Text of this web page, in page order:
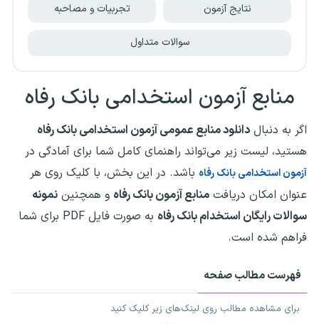
نتایج آزمون تجربیات و مصاحبه
سوالات متداول
منابع آزمون استخدامی بانک رفاه
اگر به دنبال دانلود منابع عمومی آزمون استخدامی بانک رفاه
هستید، لیست زیر می‌تواند راهنمای کامل شما برای آمادگی در
آزمون استخدامی بانک رفاه باشد. در این بخش، با کلیک روی هر
عنوان امکان دریافت منابع آزمون بانک رفاه و همچنین نمونه
سوالات رایگان استخدام بانک رفاه
به صورت فایل PDF برای شما
فراهم شده است.
فهرست مطالب صفحه
برای مشاهده مطالب روی لینک‌های زیر کلیک کنید